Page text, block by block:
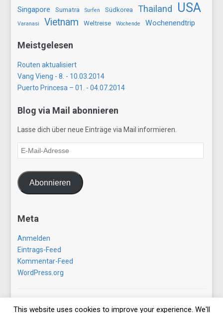
Singapore Sumatra Surfen Südkorea Thailand USA
Varanasi Vietnam Weltreise Wochende Wochenendtrip
Meistgelesen
Routen aktualisiert
Vang Vieng - 8. - 10.03.2014
Puerto Princesa – 01. - 04.07.2014
Blog via Mail abonnieren
Lasse dich über neue Einträge via Mail informieren.
E-
Mail-
Abonnieren
Meta
Anmelden
Eintrags-Feed
Kommentar-Feed
WordPress.org
This website uses cookies to improve your experience. We'll